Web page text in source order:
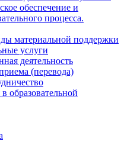
обеспечение и
процесса.
материальной поддержки
услуги
деятельность
(перевода)
образовательной